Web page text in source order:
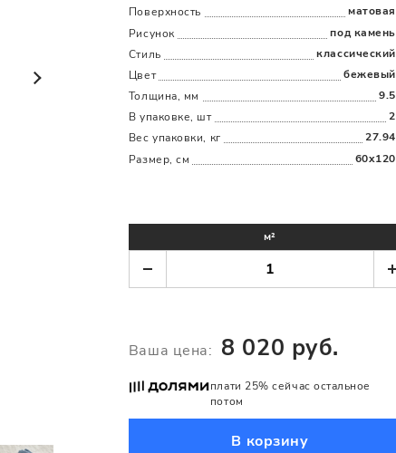
Поверхность
матовая
Рисунок
под камень
Стиль
классический
Цвет
бежевый
Толщина, мм
9.5
В упаковке, шт
2
Вес упаковки, кг
27.94
Размер, см
60x120
м²
Ваша цена: 8 020 руб.
плати 25% сейчас остальное
потом
В корзину